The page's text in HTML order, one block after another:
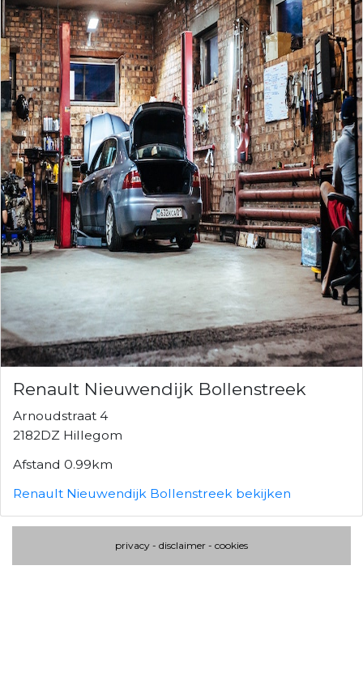
Renault Nieuwendijk Bollenstreek
Arnoudstraat 4
2182DZ Hillegom
Afstand 0.99km
Renault Nieuwendijk Bollenstreek bekijken
privacy - disclaimer - cookies